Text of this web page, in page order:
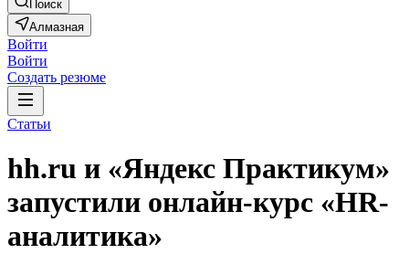
Поиск
Алмазная
Войти
Войти
Создать резюме
Статьи
hh.ru и «Яндекс Практикум»
запустили онлайн-курс «HR-
аналитика»